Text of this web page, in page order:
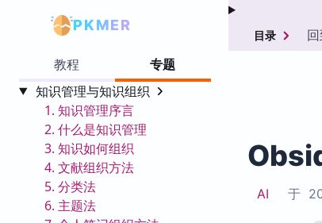
PKMER
教程
专题
知识管理与知识组织
1. 知识管理序言
2. 什么是知识管理
3. 知识如何组织
4. 文献组织方法
5. 分类法
6. 主题法
目录
AI 于